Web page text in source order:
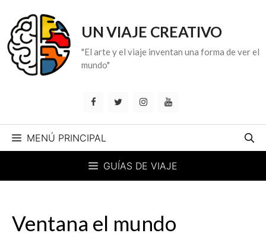
contenido
UN VIAJE CREATIVO
"El arte y el viaje inventan una forma de ver el
mundo"
MENÚ PRINCIPAL
GUÍAS DE VIAJE
Ventana el mundo